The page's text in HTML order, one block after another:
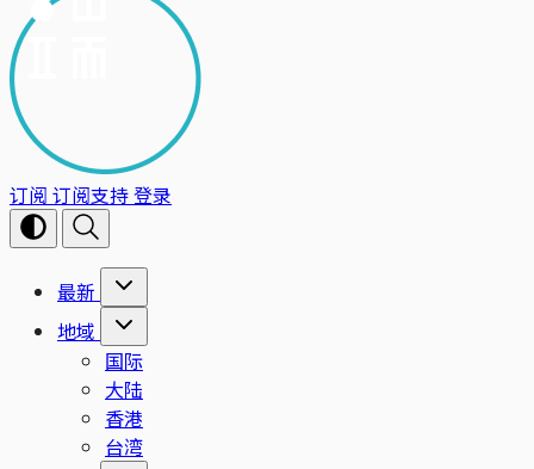
订阅 订阅支持登录
最新
地域
国际
大陆
香港
台湾